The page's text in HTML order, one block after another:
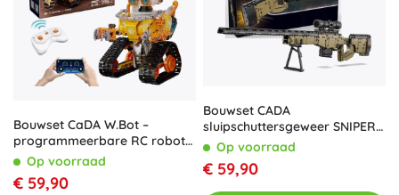
Bouwset CaDA W.Bot –
programmeerbare RC robot
3-in-1 (455 stukjes)
Op voorraad
€ 59,90
Bouwset CADA
sluipschuttersgeweer SNIPER
RIFLE 978 stukjes
Op voorraad
€ 59,90